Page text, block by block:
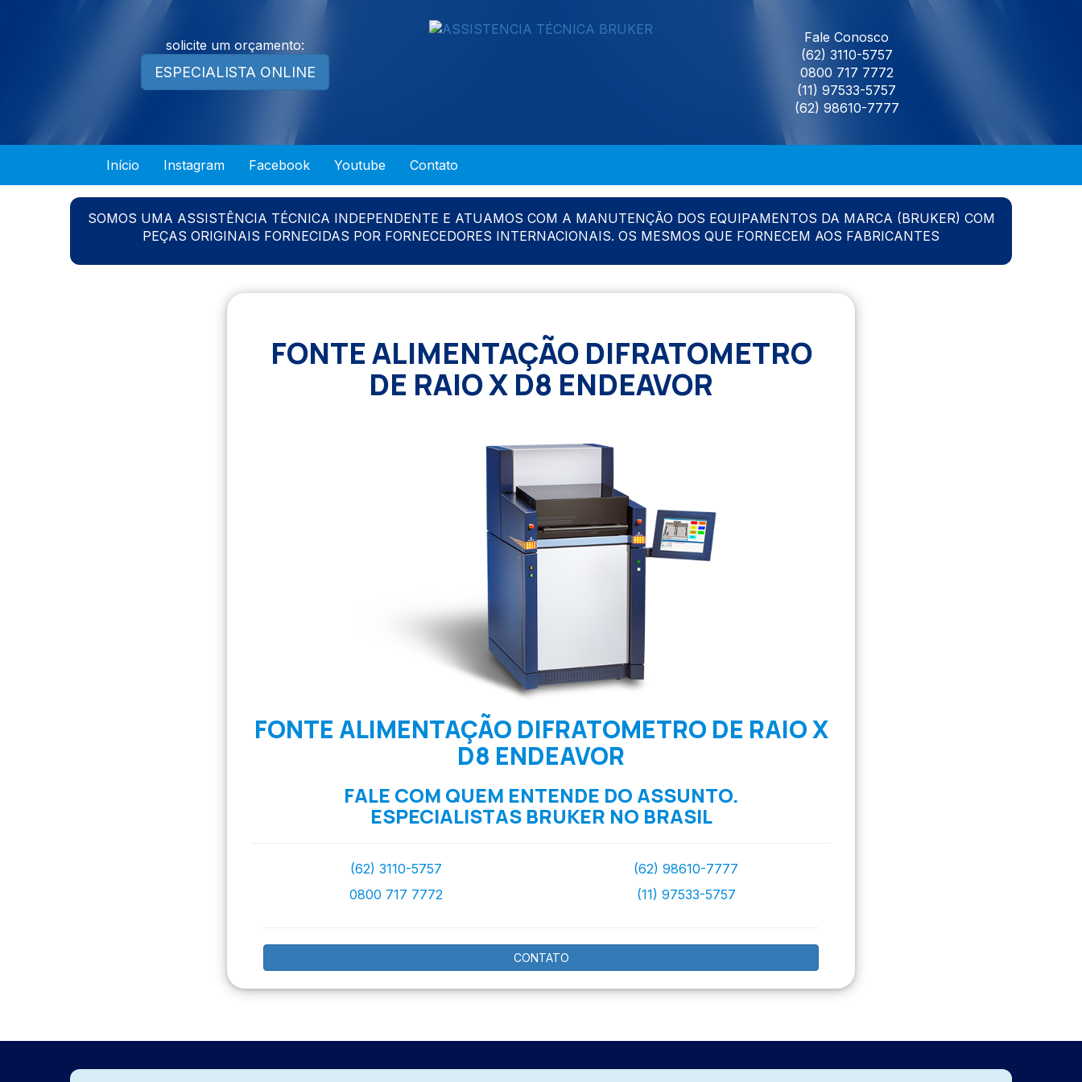
solicite um orçamento:
ESPECIALISTA ONLINE
Fale Conosco
(62) 3110-5757
0800 717 7772
(11) 97533-5757
(62) 98610-7777
Início Instagram Facebook Youtube Contato
SOMOS UMA ASSISTÊNCIA TÉCNICA INDEPENDENTE E ATUAMOS COM A MANUTENÇÃO DOS EQUIPAMENTOS DA MARCA (BRUKER) COM
PEÇAS ORIGINAIS FORNECIDAS POR FORNECEDORES INTERNACIONAIS. OS MESMOS QUE FORNECEM AOS FABRICANTES
FONTE ALIMENTAÇÃO DIFRATOMETRO
DE RAIO X D8 ENDEAVOR
FONTE ALIMENTAÇÃO DIFRATOMETRO DE RAIO X
D8 ENDEAVOR
FALE COM QUEM ENTENDE DO ASSUNTO.
ESPECIALISTAS BRUKER NO BRASIL
(62) 3110-5757
0800 717 7772
(62) 98610-7777
(11) 97533-5757
CONTATO